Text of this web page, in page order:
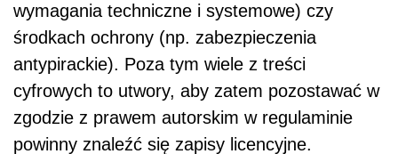
wymagania techniczne i systemowe) czy
środkach ochrony (np. zabezpieczenia
antypirackie). Poza tym wiele z treści
cyfrowych to utwory, aby zatem pozostawać w
zgodzie z prawem autorskim w regulaminie
powinny znaleźć się zapisy licencyjne.